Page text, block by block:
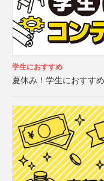
学生におすすめ
夏休み！学生におすす